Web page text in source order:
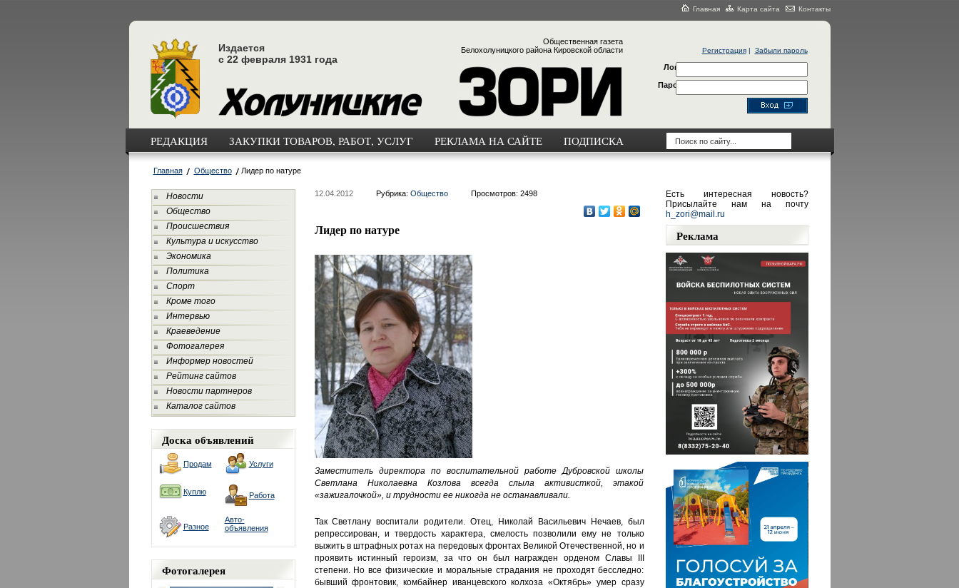
Главная Карта сайта Контакты
Издается
с 22 февраля 1931 года
Общественная газета
Белохолуницкого района Кировской области
Регистрация| Забыли пароль
Логин
Пароль
РЕДАКЦИЯ ЗАКУПКИ ТОВАРОВ, РАБОТ, УСЛУГ РЕКЛАМА НА САЙТЕ ПОДПИСКА
Главная Общество Лидер по натуре
Новости
Общество
Происшествия
Культура и искусство
Экономика
Политика
Спорт
Кроме того
Интервью
Краеведение
Фотогалерея
Информер новостей
Рейтинг сайтов
Новости партнеров
Каталог сайтов
Доска объявлений
Продам Услуги
Куплю Работа
Разное
Авто-
объявления
Фотогалерея
12.04.2012 Рубрика: Общество Просмотров: 2498
Лидер по натуре
Заместитель директора по воспитательной работе Дубровской школы
Светлана Николаевна Козлова всегда слыла активисткой, этакой
«зажигалочкой», и трудности ее никогда не останавливали.
Так Светлану воспитали родители. Отец, Николай Васильевич Нечаев, был
репрессирован, и твердость характера, смелость позволили ему не только
выжить в штрафных ротах на передовых фронтах Великой Отечественной, но и
проявить истинный героизм, за что он был награжден орденом Славы III
степени. Но все физические и моральные страдания не проходят бесследно:
бывший фронтовик, комбайнер иванцевского колхоза «Октябрь» умер сразу
Есть интересная новость?
Присылайте нам на почту
h_zori@mail.ru
Реклама